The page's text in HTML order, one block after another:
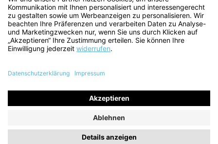
Service & Beratung
Informationen
Alle Preise inkl. gesetzl. Mehrwertsteuer zzgl.
ggf. Nachnahmegebühren, wenn nicht anders angegeben.